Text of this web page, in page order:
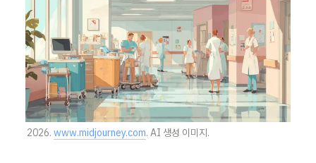
2026. www.midjourney.com. AI 생성 이미지.